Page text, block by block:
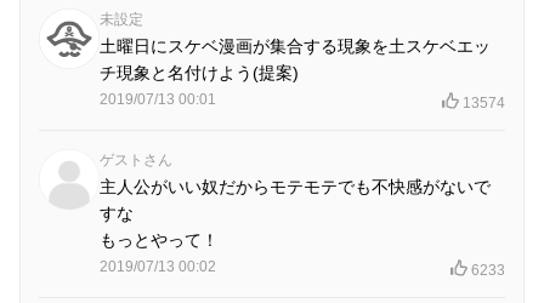
未設定
土曜日にスケベ漫画が集合する現象を土スケベエッ
チ現象と名付けよう(提案)
2019/07/13 00:01 13574
ゲストさん
主人公がいい奴だからモテモテでも不快感がないで
すな
もっとやって！
2019/07/13 00:02 6233